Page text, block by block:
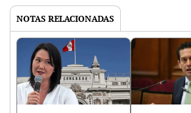
NOTAS RELACIONADAS